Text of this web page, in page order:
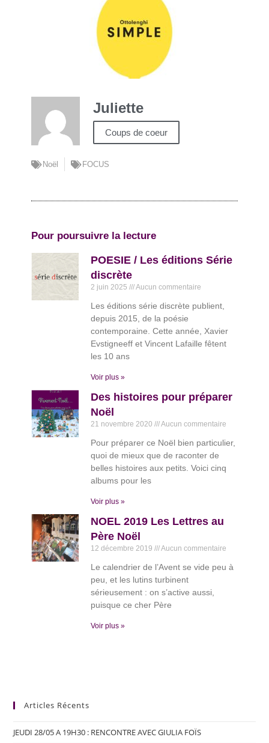
Juliette
Coups de coeur
Noël FOCUS
Pour poursuivre la lecture
POESIE / Les éditions Série
discrète
2 juin 2025 Aucun commentaire
Les éditions série discrète publient,
depuis 2015, de la poésie
contemporaine. Cette année, Xavier
Evstigneeff et Vincent Lafaille fêtent
les 10 ans
Voir plus »
Des histoires pour préparer
Noël
21 novembre 2020 Aucun commentaire
Pour préparer ce Noël bien particulier,
quoi de mieux que de raconter de
belles histoires aux petits. Voici cinq
albums pour les
Voir plus »
NOEL 2019 Les Lettres au
Père Noël
12 décembre 2019 Aucun commentaire
Le calendrier de l’Avent se vide peu à
peu, et les lutins turbinent
sérieusement : on s’active aussi,
puisque ce cher Père
Voir plus »
Articles Récents
JEUDI 28/05 A 19H30 : RENCONTRE AVEC GIULIA FOÏS